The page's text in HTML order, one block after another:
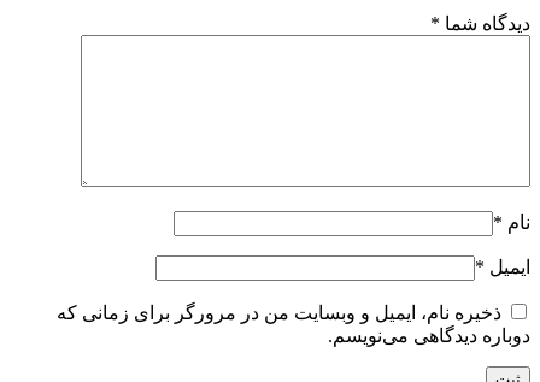
دیدگاه شما *
نام *
ایمیل *
ذخیره نام، ایمیل و وبسایت من در مرورگر برای زمانی که
دوباره دیدگاهی می‌نویسم.